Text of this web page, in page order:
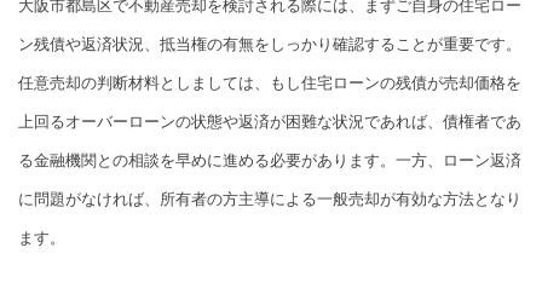
大阪市都島区で不動産売却を検討される際には、まずご自身の住宅ロー
ン残債や返済状況、抵当権の有無をしっかり確認することが重要です。
任意売却の判断材料としましては、もし住宅ローンの残債が売却価格を
上回るオーバーローンの状態や返済が困難な状況であれば、債権者であ
る金融機関との相談を早めに進める必要があります。一方、ローン返済
に問題がなければ、所有者の方主導による一般売却が有効な方法となり
ます。